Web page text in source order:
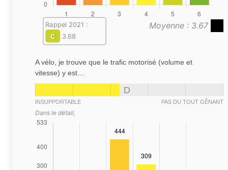
Moyenne : 3.67
Rappel 2021 :
C
3.68
A vélo, je trouve que le trafic motorisé (volume et
vitesse) y est…
D
INSUPPORTABLE PAS DU TOUT GÊNANT
Dans le détail,